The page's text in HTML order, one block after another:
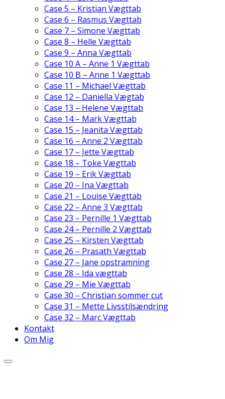
Case 5 – Kristian Vægttab
Case 6 – Rasmus Vægttab
Case 7 – Simone Vægttab
Case 8 – Helle Vægttab
Case 9 – Anna Vægttab
Case 10 A – Anne 1 Vægttab
Case 10 B – Anne 1 Vægttab
Case 11 – Michael Vægttab
Case 12 – Daniella Vægtab
Case 13 – Helene Vægttab
Case 14 – Mark Vægttab
Case 15 – Jeanita Vægttab
Case 16 – Anne 2 Vægttab
Case 17 – Jette Vægttab
Case 18 – Toke Vægttab
Case 19 – Erik Vægttab
Case 20 – Ina Vægttab
Case 21 – Louise Vægttab
Case 22 – Anne 3 Vægttab
Case 23 – Pernille 1 Vægttab
Case 24 – Pernille 2 Vægttab
Case 25 – Kirsten Vægttab
Case 26 – Prasath Vægttab
Case 27 – Jane opstramning
Case 28 – Ida vægttab
Case 29 – Mie Vægttab
Case 30 – Christian sommer cut
Case 31 – Mette Livsstilsændring
Case 32 – Marc Vægttab
Kontakt
Om Mig